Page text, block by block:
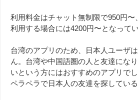
利用料金はチャット無制限で950円〜
利用する場合には4200円〜となってい
台湾のアプリのため、日本人ユーザ
ん。台湾や中国語圏の人と友達にな
いという方にはおすすめのアプリで
ペラペラで日本人の友達を探している